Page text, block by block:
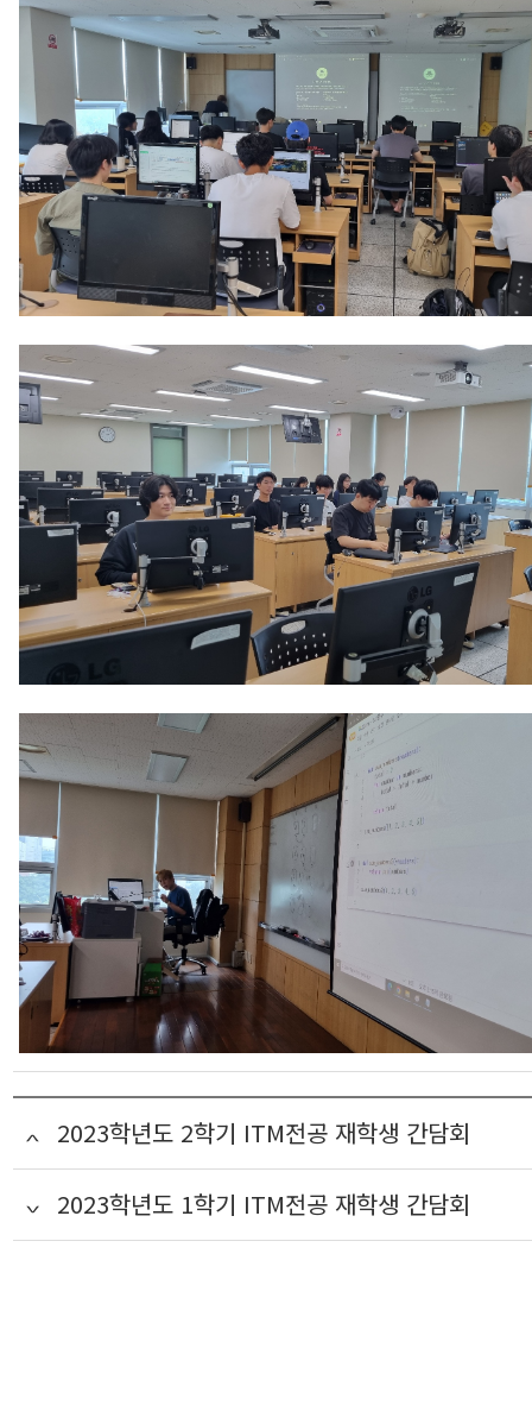
2023학년도 2학기 ITM전공 재학생 간담회
2023학년도 1학기 ITM전공 재학생 간담회